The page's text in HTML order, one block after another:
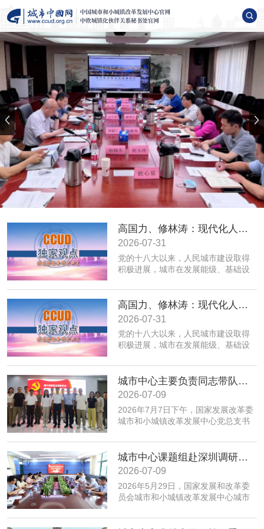
高国力、修林涛：现代化人民城市高质量发展的战略框架与政策体系
2026-07-31
党的十八大以来，人民城市建设取得
积极进展，城市在发展能级、基础设
治理、历史文化保护等方面取得积极
成效；同时，也面临着转变发展方
式、培育发展动能、提升功能品质、
加强生态环境保护、赓续历史文脉、
推动精细治理、增强城市韧性等转型
发展任务。为实现以上目标，必须紧
城市、安全可靠的韧性城市、崇德向
善的文明城市、便捷高效的智慧城市
等重点任务，优化以构建新体系、培
育新动能、服务全年龄、保障全要素
为重点的政策体系，走出一条具有中
高国力、修林涛：现代化人民城市高质量发展的战略框架与政策体系
2026-07-31
党的十八大以来，人民城市建设取得
积极进展，城市在发展能级、基础设
治理、历史文化保护等方面取得积极
成效；同时，也面临着转变发展方
式、培育发展动能、提升功能品质、
加强生态环境保护、赓续历史文脉、
推动精细治理、增强城市韧性等转型
发展任务。为实现以上目标，必须紧
城市、安全可靠的韧性城市、崇德向
善的文明城市、便捷高效的智慧城市
等重点任务，优化以构建新体系、培
育新动能、服务全年龄、保障全要素
为重点的政策体系，走出一条具有中
城市中心主要负责同志带队赴摩尔线程“夸娥”北京智算中心专题调研
2026-07-09
2026年7月7日下午，国家发展改革委
城市和小城镇改革发展中心党总支书
娥”北京智算中心开展专题调研。
城市中心课题组赴深圳调研全国人才大数据平台福田区学生学习力项目应用情况
2026-07-09
​2026年5月29日，国家发展和改革委
员会城市和小城镇改革发展中心城市
国人才大数据平台在基础教育学生学